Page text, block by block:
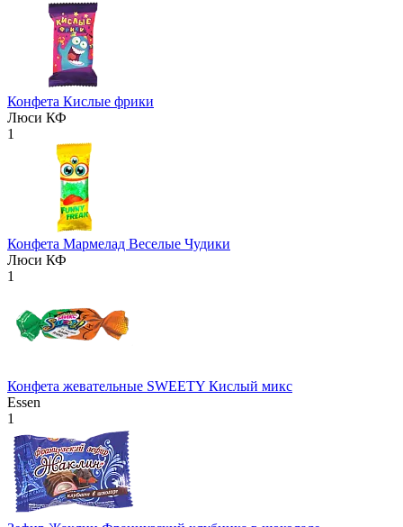
Конфета Кислые фрики
Люси КФ
1
Конфета Мармелад Веселые Чудики
Люси КФ
1
Конфета жевательные SWEETY Кислый микс
Essen
1